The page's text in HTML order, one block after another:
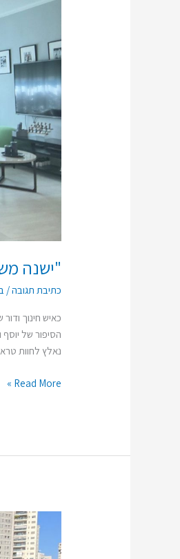
"ישנה
כתיבת תגובה/
כאיש חינוך
הסיפור של
נאלץ לחוות טראומה נוראית
Read More »
"המלחמה